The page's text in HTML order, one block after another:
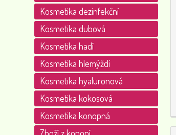
Kosmetika dezinfekční
Kosmetika dubová
Kosmetika hadí
Kosmetika hlemýždí
Kosmetika hyaluronová
Kosmetika kokosová
Kosmetika konopná